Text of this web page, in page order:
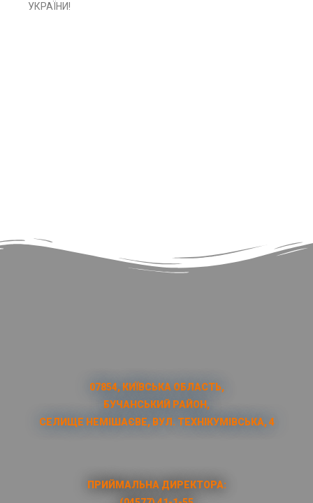
УКРАЇНИ!
07854, КИЇВСЬКА ОБЛАСТЬ,
БУЧАНСЬКИЙ РАЙОН,
СЕЛИЩЕ НЕМІШАЄВЕ, ВУЛ. ТЕХНІКУМІВСЬКА, 4
ПРИЙМАЛЬНА ДИРЕКТОРА: